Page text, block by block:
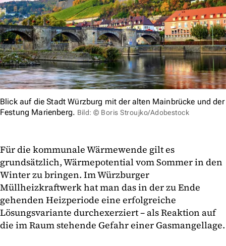
Blick auf die Stadt Würzburg mit der alten Mainbrücke und der
Festung Marienberg. Bild: © Boris Stroujko/Adobestock
Für die kommunale Wärmewende gilt es
grundsätzlich, Wärmepotential vom Sommer in den
Winter zu bringen. Im Würzburger
Müllheizkraftwerk hat man das in der zu Ende
gehenden Heizperiode eine erfolgreiche
Lösungsvariante durchexerziert – als Reaktion auf
die im Raum stehende Gefahr einer Gasmangellage.